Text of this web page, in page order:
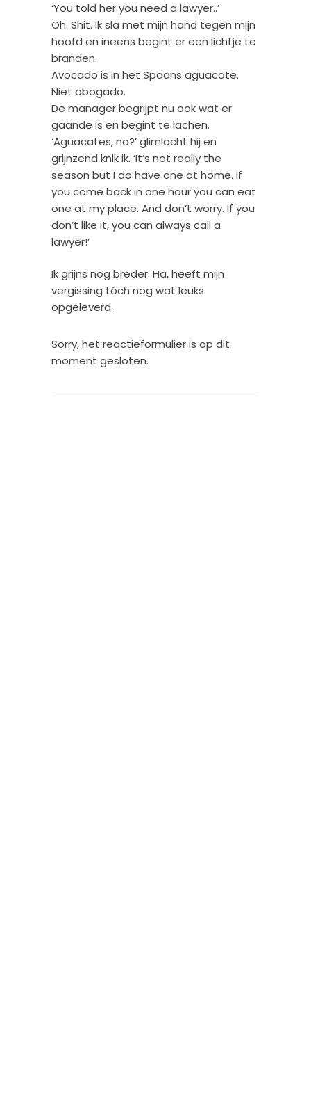
‘You told her you need a lawyer..’
Oh. Shit. Ik sla met mijn hand tegen mijn
hoofd en ineens begint er een lichtje te
branden.
Avocado is in het Spaans aguacate.
Niet abogado.
De manager begrijpt nu ook wat er
gaande is en begint te lachen.
‘Aguacates, no?’ glimlacht hij en
grijnzend knik ik. ‘It’s not really the
season but I do have one at home. If
you come back in one hour you can eat
one at my place. And don’t worry. If you
don’t like it, you can always call a
lawyer!’
Ik grijns nog breder. Ha, heeft mijn
vergissing tóch nog wat leuks
opgeleverd.
Sorry, het reactieformulier is op dit
moment gesloten.